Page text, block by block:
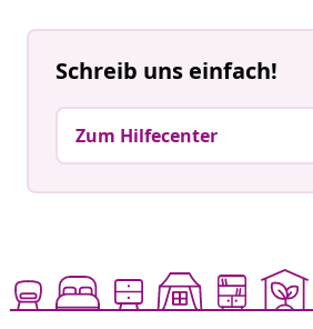
Schreib uns einfach!
Zum Hilfecenter